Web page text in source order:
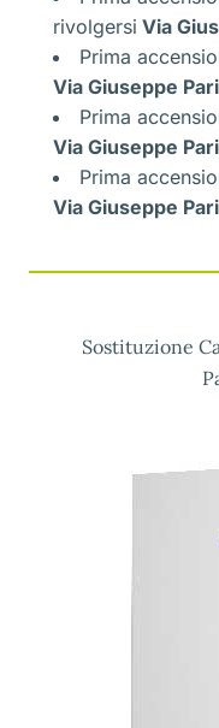
rivolgersi Via
Prima
Via Giuseppe
Prima
Via Giuseppe
Prima
Via Giuseppe
Sostituzione